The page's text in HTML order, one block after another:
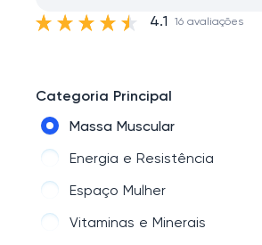
4.1 16 avaliações
Categoria Principal
Massa Muscular
Energia e Resistência
Espaço Mulher
Vitaminas e Minerais